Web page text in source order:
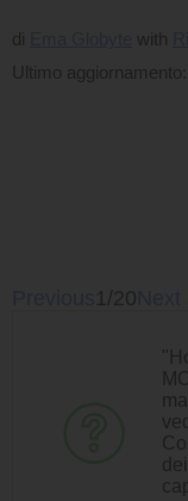
di
Ultimo
1/20